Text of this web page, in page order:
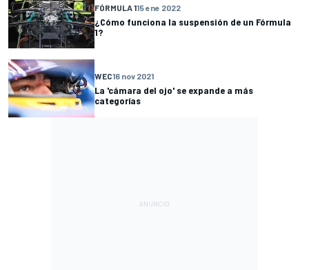
FÓRMULA 115 ene 2022
¿Cómo funciona la suspensión de un Fórmula
1?
WEC16 nov 2021
La 'cámara del ojo' se expande a más
categorías